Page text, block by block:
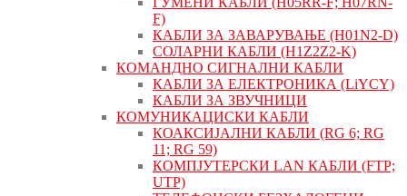
F)
КАБЛИ ЗА ЗАВАРУВАЊЕ (H01N2-D)
СОЛАРНИ КАБЛИ (H1Z2Z2-K)
КОМАНДНО СИГНАЛНИ КАБЛИ
КАБЛИ ЗА ЕЛЕКТРОНИКА (LiYCY)
КАБЛИ ЗА ЗВУЧНИЦИ
КОМУНИКАЦИСКИ КАБЛИ
КОАКСИЈАЛНИ КАБЛИ (RG 6; RG
11; RG 59)
КОМПЈУТЕРСКИ LAN КАБЛИ (FTP;
UTP)